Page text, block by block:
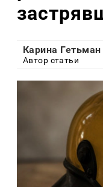
Карина Гетьман
Автор статьи